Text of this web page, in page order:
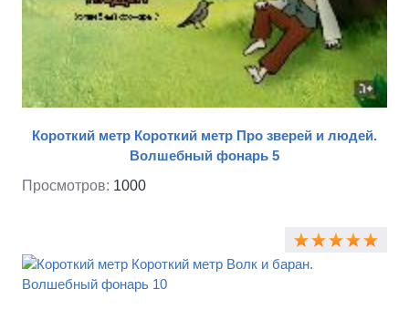
Короткий метр Короткий метр Про зверей и людей.
Волшебный фонарь 5
Просмотров: 1000